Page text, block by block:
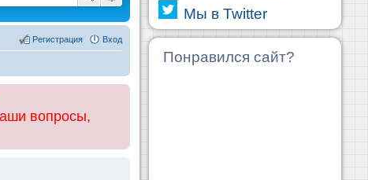
Вход
Регистрация
вопросы,
Мы в Twitter
Понравился сайт?